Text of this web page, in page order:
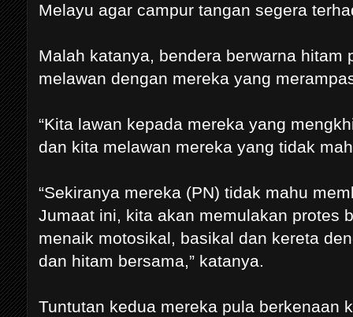
Melayu agar campur tangan segera
Malah katanya, bendera berwarna hitam
melawan dengan mereka yang
“Kita lawan kepada mereka yang
dan kita melawan mereka yang tidak
“Sekiranya mereka (PN) tidak mahu
Jumaat ini, kita akan memulakan protes
menaik motosikal, basikal dan kereta
dan hitam bersama,” katanya.
Tuntutan kedua mereka pula berkenaan